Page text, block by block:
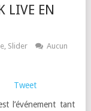
LIVE EN
, Slider
Aucun
Tweet
l’événement tant